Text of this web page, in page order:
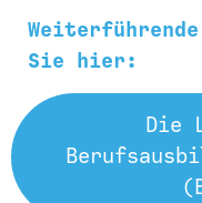
Sie hier:
Die